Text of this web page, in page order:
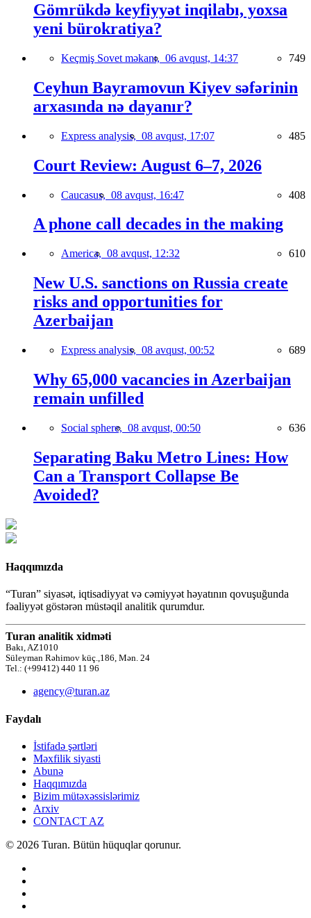
Gömrükdə keyfiyyət inqilabı, yoxsa
yeni bürokratiya?
Keçmiş Sovet məkanı, 06 avqust, 14:37 749
Ceyhun Bayramovun Kiyev səfərinin
arxasında nə dayanır?
Express analysis, 08 avqust, 17:07 485
Court Review: August 6–7, 2026
Caucasus, 08 avqust, 16:47 408
A phone call decades in the making
America, 08 avqust, 12:32 610
New U.S. sanctions on Russia create
risks and opportunities for
Azerbaijan
Express analysis, 08 avqust, 00:52 689
Why 65,000 vacancies in Azerbaijan
remain unfilled
Social sphere, 08 avqust, 00:50 636
Separating Baku Metro Lines: How
Can a Transport Collapse Be
Avoided?
Haqqımızda
“Turan” siyasət, iqtisadiyyat və cəmiyyət həyatının qovuşuğunda
fəaliyyət göstərən müstəqil analitik qurumdur.
Turan analitik xidməti
Bakı, AZ1010
Süleyman Rəhimov küç.,186, Mən. 24
Tel.: (+99412) 440 11 96
agency@turan.az
Faydalı
İstifadə şərtləri
Məxfilik siyasti
Abunə
Haqqımızda
Bizim mütəxəssislərimiz
Arxiv
CONTACT AZ
© 2026 Turan. Bütün hüquqlar qorunur.